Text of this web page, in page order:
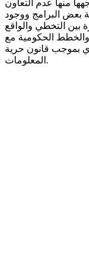
منها عدم التعاون
بعض البرامج ووجود
والخطط الحكومية مع
بموجب قانون حرية
المعلومات.